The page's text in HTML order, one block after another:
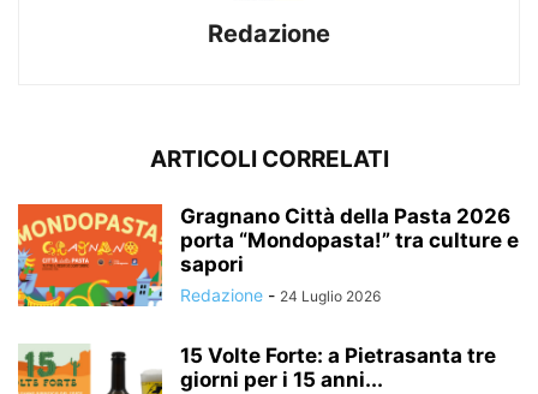
Redazione
ARTICOLI CORRELATI
Gragnano Città della Pasta 2026
porta “Mondopasta!” tra culture e
sapori
Redazione - 24 Luglio 2026
15 Volte Forte: a Pietrasanta tre
giorni per i 15 anni...